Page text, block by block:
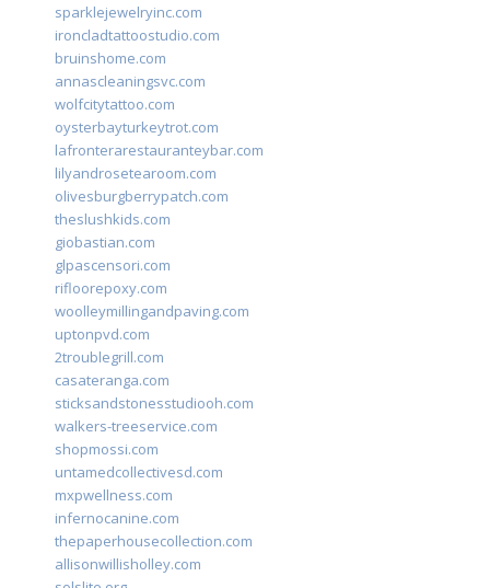
sparklejewelryinc.com
ironcladtattoostudio.com
bruinshome.com
annascleaningsvc.com
wolfcitytattoo.com
oysterbayturkeytrot.com
lafronterarestauranteybar.com
lilyandrosetearoom.com
olivesburgberrypatch.com
theslushkids.com
giobastian.com
glpascensori.com
rifloorepoxy.com
woolleymillingandpaving.com
uptonpvd.com
2troublegrill.com
casateranga.com
sticksandstonesstudiooh.com
walkers-treeservice.com
shopmossi.com
untamedcollectivesd.com
mxpwellness.com
infernocanine.com
thepaperhousecollection.com
allisonwillisholley.com